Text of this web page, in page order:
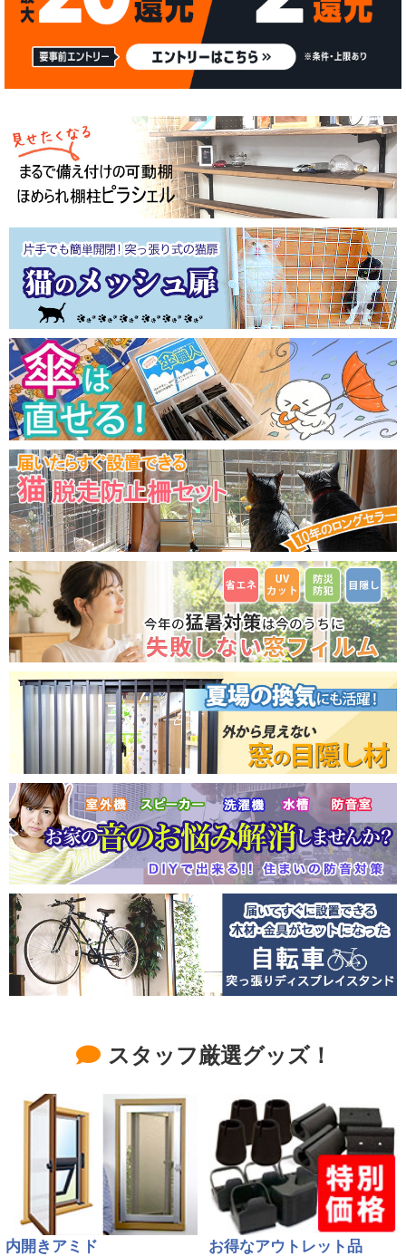
スタッフ厳選グッズ！
内開きアミド お得なアウトレット品